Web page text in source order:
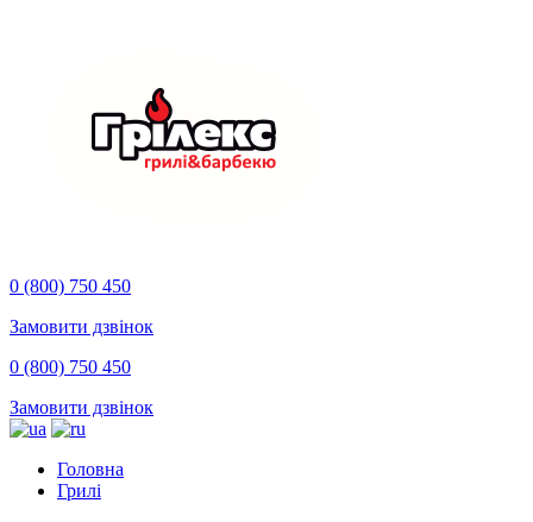
0 (800) 750 450
Замовити дзвінок
0 (800) 750 450
Замовити дзвінок
Головна
Грилі